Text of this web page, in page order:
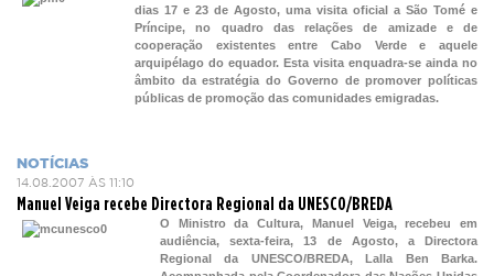
dias 17 e 23 de Agosto, uma visita oficial a São Tomé e
Príncipe, no quadro das relações de amizade e de
cooperação existentes entre Cabo Verde e aquele
arquipélago do equador. Esta visita enquadra-se ainda no
âmbito da estratégia do Governo de promover políticas
públicas de promoção das comunidades emigradas.
NOTÍCIAS
14.08.2007 ÀS 11:10
Manuel Veiga recebe Directora Regional da UNESCO/BREDA
O Ministro da Cultura, Manuel Veiga, recebeu em
audiência, sexta-feira, 13 de Agosto, a Directora
Regional da UNESCO/BREDA, Lalla Ben Barka.